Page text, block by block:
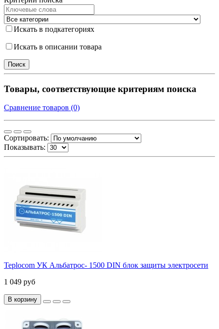
Искать в подкатегориях
Искать в описании товара
Товары, соответствующие критериям поиска
Сравнение товаров (0)
Сортировать:
Показывать:
Teplocom УК Альбатрос- 1500 DIN блок защиты электросети
1 049 руб
В корзину